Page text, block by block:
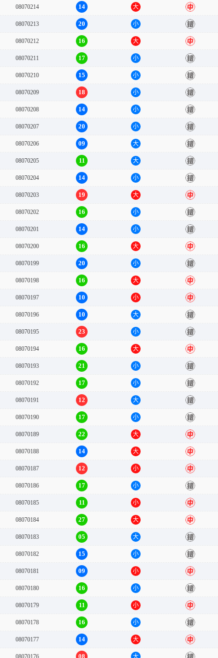
08070214 14 大 中
08070213 20 小 错
08070212 16 大 中
08070211 17 小 错
08070210 15 小 错
08070209 18 小 错
08070208 14 小 错
08070207 20 小 错
08070206 09 大 错
08070205 11 大 错
08070204 14 小 错
08070203 19 大 中
08070202 16 小 错
08070201 14 小 错
08070200 16 大 中
08070199 20 小 错
08070198 16 大 中
08070197 10 小 中
08070196 10 大 错
08070195 23 小 错
08070194 16 大 中
08070193 21 小 错
08070192 17 小 错
08070191 12 大 错
08070190 17 小 错
08070189 22 大 中
08070188 14 大 中
08070187 12 小 中
08070186 17 小 错
08070185 11 小 中
08070184 27 大 中
08070183 05 大 错
08070182 15 小 错
08070181 09 小 中
08070180 16 小 错
08070179 11 小 中
08070178 16 小 错
08070177 14 大 中
08070176 08 大 错